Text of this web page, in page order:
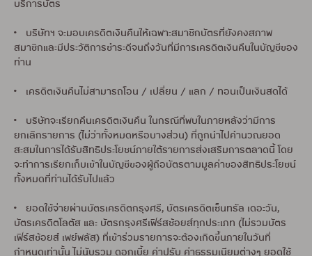
บริการบัตร
• บริษัทฯ จะมอบเครดิตเงินคืนให้เฉพาะสมาชิกบัตรที่ยังคงสภาพ
สมาชิกและมีประวัติการชำระดีจนถึงวันที่มีการเครดิตเงินคืนในบัญชีของ
ท่าน
• เครดิตเงินคืนไม่สามารถโอน / เปลี่ยน / แลก / ทอนเป็นเงินสดได้
• บริษัทจะเรียกคืนเครดิตเงินคืน ในกรณีที่พบในภายหลังว่ามีการ
ยกเลิกรายการ (ไม่ว่าทั้งหมดหรือบางส่วน) ที่ถูกนำไปคำนวณยอด
สะสมในการได้รับสิทธิประโยชน์ภายใต้รายการส่งเสริมการตลาดนี้ โดย
จะทำการเรียกเก็บเข้าในบัญชีของผู้ถือบัตรตามมูลค่าของสิทธิประโยชน์
ทั้งหมดที่ท่านได้รับไปแล้ว
• ยอดใช้จ่ายผ่านบัตรเครดิตกรุงศรี, บัตรเครดิตเซ็นทรัล เดอะวัน,
บัตรเครดิตโลตัส และ บัตรกรุงศรีเฟิร์สช้อยส์ทุกประเภท (ไม่รวมบัตร
เฟิร์สช้อยส์ เพย์พลัส) ที่เข้าร่วมรายการจะต้องเกิดขึ้นภายในวันที่
กำหนดเท่านั้น ไม่นับรวม ดอกเบี้ย ค่าปรับ ค่าธรรมเนียมต่างๆ ยอดใช้